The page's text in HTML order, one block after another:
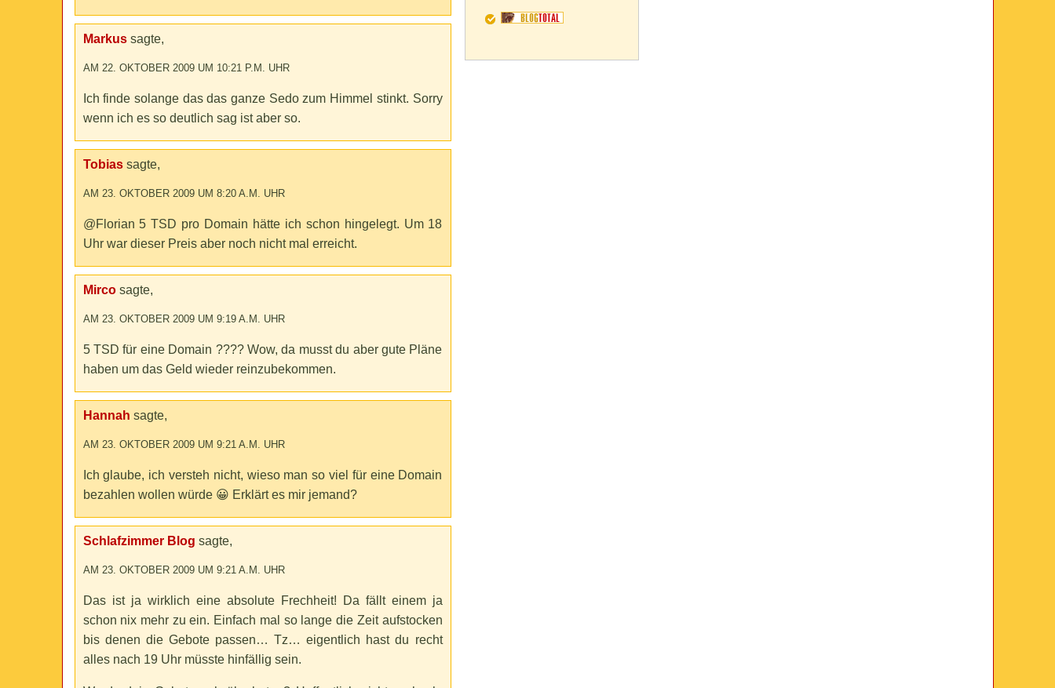
Markussagte,
AM 22. OKTOBER 2009 UM 10:21 P.M. UHR
Ich finde solange das das ganze Sedo zum Himmel stinkt. Sorry
wenn ich es so deutlich sag ist aber so.
Tobiassagte,
AM 23. OKTOBER 2009 UM 8:20 A.M. UHR
@Florian 5 TSD pro Domain hätte ich schon hingelegt. Um 18
Uhr war dieser Preis aber noch nicht mal erreicht.
Mircosagte,
AM 23. OKTOBER 2009 UM 9:19 A.M. UHR
5 TSD für eine Domain ???? Wow, da musst du aber gute Pläne
haben um das Geld wieder reinzubekommen.
Hannah sagte,
AM 23. OKTOBER 2009 UM 9:21 A.M. UHR
Ich glaube, ich versteh nicht, wieso man so viel für eine Domain
bezahlen wollen würde 😀 Erklärt es mir jemand?
Schlafzimmer Blog sagte,
AM 23. OKTOBER 2009 UM 9:21 A.M. UHR
Das ist ja wirklich eine absolute Frechheit! Da fällt einem ja
schon nix mehr zu ein. Einfach mal so lange die Zeit aufstocken
bis denen die Gebote passen… Tz… eigentlich hast du recht
alles nach 19 Uhr müsste hinfällig sein.